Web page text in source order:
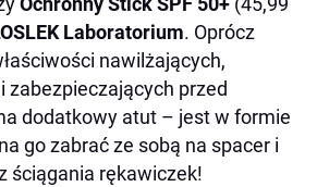
Laboratorium. Oprócz
nawilżających,
zabezpieczających przed
a dodatkowy atut – jest w formie
go zabrać ze sobą na spacer i
ściągania rękawiczek!